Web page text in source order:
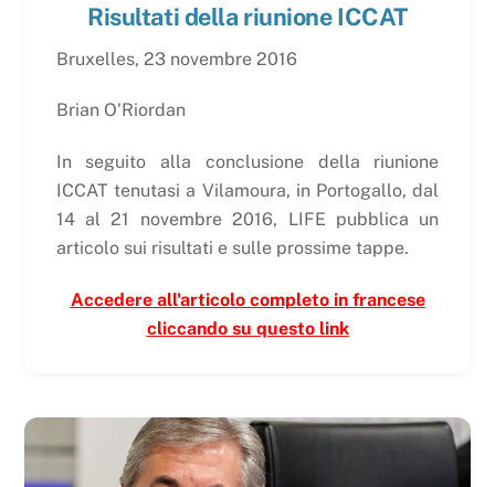
Risultati della riunione ICCAT
Bruxelles, 23 novembre 2016
Brian O'Riordan
In seguito alla conclusione della riunione
ICCAT tenutasi a Vilamoura, in Portogallo, dal
14 al 21 novembre 2016, LIFE pubblica un
articolo sui risultati e sulle prossime tappe.
Accedere all'articolo completo in francese
cliccando su questo link